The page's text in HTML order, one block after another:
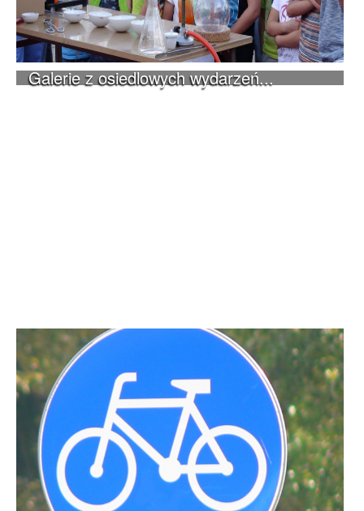
Galerie z osiedlowych wydarzeń...